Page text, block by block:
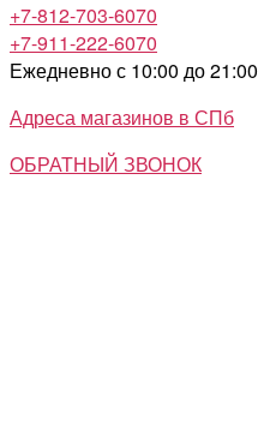
+7-812-703-6070
+7-911-222-6070
Ежедневно с 10:00 до 21:00
Адреса магазинов в СПб
ОБРАТНЫЙ ЗВОНОК